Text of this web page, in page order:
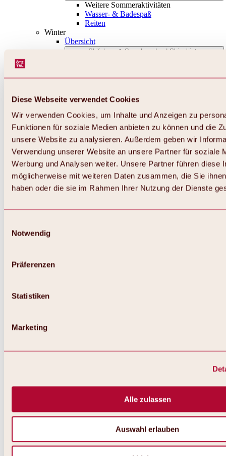
Diese Webseite verwendet Cookies
Wir verwenden Cookies, um Inhalte und Anzeigen zu
Funktionen für soziale Medien anbieten zu können und die
unsere Website zu analysieren. Außerdem geben wir
Verwendung unserer Website an unsere Partner für soziale
Werbung und Analysen weiter. Unsere Partner führen diese
möglicherweise mit weiteren Daten zusammen, die Sie
haben oder die sie im Rahmen Ihrer Nutzung der Dienste
Notwendig
Präferenzen
Statistiken
Marketing
Alle zulassen
Auswahl erlauben
Weitere Sommeraktivitäten
Wasser- & Badespaß
Reiten
Winter
Übersicht
Skifahren & Snowboarden | Skigebiete
Alles zu Skifahren & Snowboarden | Skigebiete
Skigebiet Hochoetz